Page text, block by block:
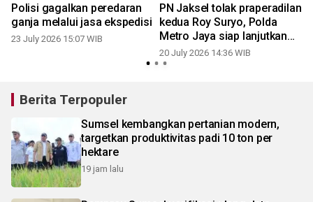
Polisi gagalkan peredaran
ganja melalui jasa ekspedisi
23 July 2026 15:07 WIB
PN Jaksel tolak praperadilan
kedua Roy Suryo, Polda
Metro Jaya siap lanjutkan
perkara
20 July 2026 14:36 WIB
Berita Terpopuler
Sumsel kembangkan pertanian modern,
targetkan produktivitas padi 10 ton per
hektare
19 jam lalu